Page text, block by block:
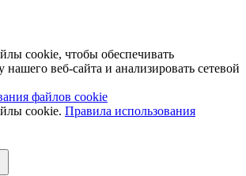
cookie, чтобы обеспечивать
веб-сайта и анализировать сетевой
файлов cookie
cookie. Правила использования